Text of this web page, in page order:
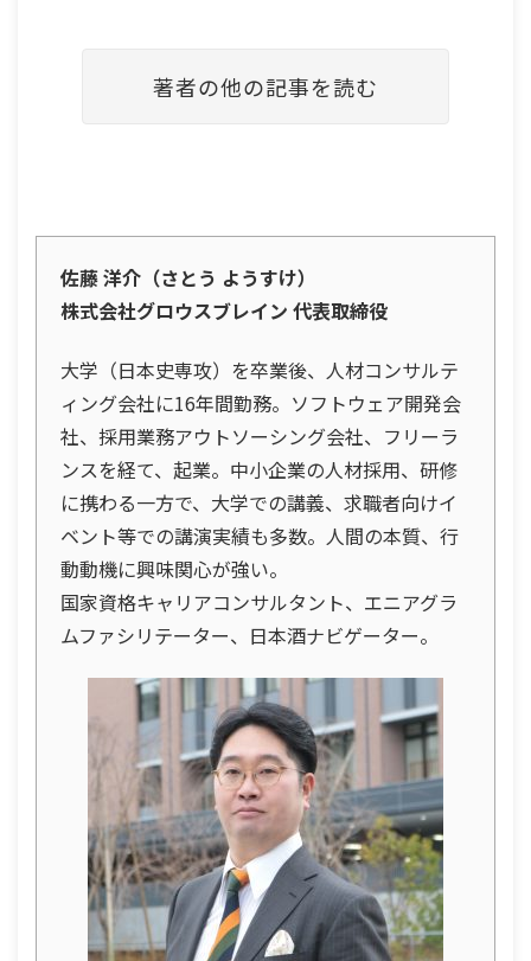
著者の他の記事を読む
佐藤 洋介（さとう ようすけ）
株式会社グロウスブレイン 代表取締役
大学（日本史専攻）を卒業後、人材コンサルテ
ィング会社に16年間勤務。ソフトウェア開発会
社、採用業務アウトソーシング会社、フリーラ
ンスを経て、起業。中小企業の人材採用、研修
に携わる一方で、大学での講義、求職者向けイ
ベント等での講演実績も多数。人間の本質、行
動動機に興味関心が強い。
国家資格キャリアコンサルタント、エニアグラ
ムファシリテーター、日本酒ナビゲーター。